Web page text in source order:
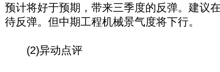
预计将好于预期，带来三季度的反弹。建议
待反弹。但中期工程机械景气度将下行。
(2)异动点评